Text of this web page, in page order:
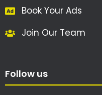
Book Your Ads
Join Our Team
Follow us